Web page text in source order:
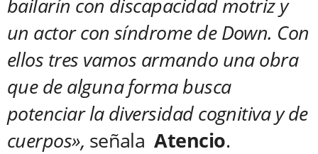
bailarín con discapacidad motriz y
un actor con síndrome de Down. Con
ellos tres vamos armando una obra
que de alguna forma busca
potenciar la diversidad cognitiva y de
cuerpos», señalaAtencio.